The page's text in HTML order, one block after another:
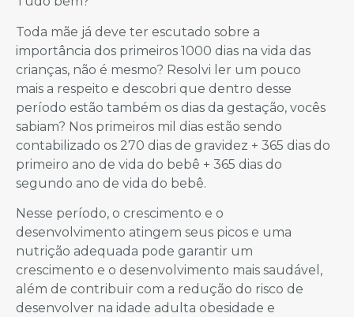
Toda mãe já deve ter escutado sobre a
importância dos primeiros 1000 dias na vida das
crianças, não é mesmo? Resolvi ler um pouco
mais a respeito e descobri que dentro desse
período estão também os dias da gestação, vocês
sabiam? Nos primeiros mil dias estão sendo
contabilizado os 270 dias de gravidez + 365 dias do
primeiro ano de vida do bebê + 365 dias do
segundo ano de vida do bebê.
Nesse período, o crescimento e o
desenvolvimento atingem seus picos e uma
nutrição adequada pode garantir um
crescimento e o desenvolvimento mais saudável,
além de contribuir com a redução do risco de
desenvolver na idade adulta obesidade e